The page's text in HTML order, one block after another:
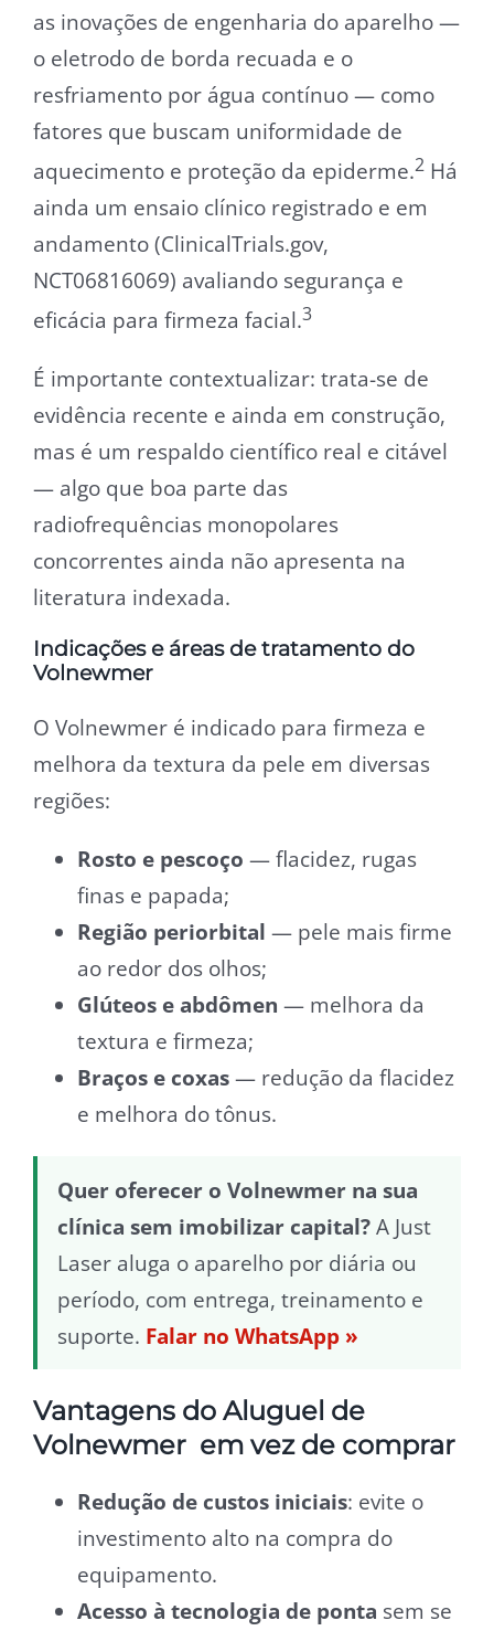
as inovações de engenharia do aparelho —
o eletrodo de borda recuada e o
resfriamento por água contínuo — como
fatores que buscam uniformidade de
aquecimento e proteção da epiderme.2 Há
ainda um ensaio clínico registrado e em
andamento (ClinicalTrials.gov,
NCT06816069) avaliando segurança e
eficácia para firmeza facial.3
É importante contextualizar: trata-se de
evidência recente e ainda em construção,
mas é um respaldo científico real e citável
— algo que boa parte das
radiofrequências monopolares
concorrentes ainda não apresenta na
literatura indexada.
Indicações e áreas de tratamento do
Volnewmer
O Volnewmer é indicado para firmeza e
melhora da textura da pele em diversas
regiões:
Rosto e pescoço — flacidez, rugas
finas e papada;
Região periorbital — pele mais firme
ao redor dos olhos;
Glúteos e abdômen — melhora da
textura e firmeza;
Braços e coxas — redução da flacidez
e melhora do tônus.
Quer oferecer o Volnewmer na sua
clínica sem imobilizar capital? A Just
Laser aluga o aparelho por diária ou
período, com entrega, treinamento e
suporte. Falar no WhatsApp »
Vantagens do Aluguel de
Volnewmer em vez de comprar
Redução de custos iniciais: evite o
investimento alto na compra do
equipamento.
Acesso à tecnologia de ponta sem se